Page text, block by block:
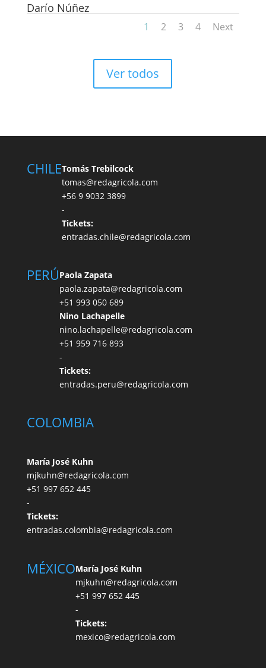
Darío Núñez
1 2 3 4 Next
Ver todos
CHILETomás Trebilcock
tomas@redagricola.com
+56 9 9032 3899
-
Tickets:
entradas.chile@redagricola.com
PERÚPaola Zapata
paola.zapata@redagricola.com
+51 993 050 689
Nino Lachapelle
nino.lachapelle@redagricola.com
+51 959 716 893
-
Tickets:
entradas.peru@redagricola.com
COLOMBIA
María José Kuhn
mjkuhn@redagricola.com
+51 997 652 445
-
Tickets:
entradas.colombia@redagricola.com
MÉXICOMaría José Kuhn
mjkuhn@redagricola.com
+51 997 652 445
-
Tickets:
mexico@redagricola.com